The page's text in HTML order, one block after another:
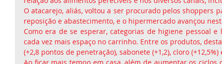
O atacarejo, aliás, voltou a ser procurado pelos shoppers
reposição e abastecimento, e o hipermercado avançou
Como era de se esperar, categorias de higiene pessoal e
cada vez mais espaço no carrinho. Entre os produtos,
(+2,8 pontos de penetração), sabonete (+1,2), cloro